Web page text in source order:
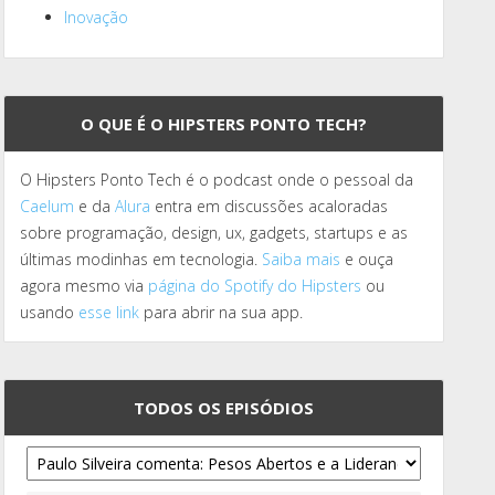
Inovação
O QUE É O HIPSTERS PONTO TECH?
O Hipsters Ponto Tech é o podcast onde o pessoal da
Caelum e daAlura entra em discussões acaloradas
sobre programação, design, ux, gadgets, startups e as
últimas modinhas em tecnologia. Saiba mais e ouça
agora mesmo via página do Spotify do Hipsters ou
usando esse link para abrir na sua app.
TODOS OS EPISÓDIOS